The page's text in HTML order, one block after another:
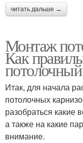
читать дальше →
Монтаж
Как
Итак, для начала
потолочных
разобраться какие
а также на какие
внимание.